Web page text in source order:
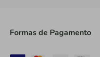
Formas de Pagamento